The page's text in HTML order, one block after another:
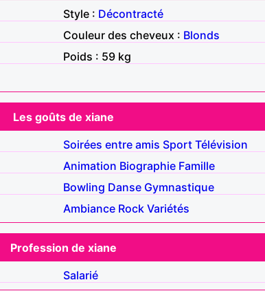
Style : Décontracté
Couleur des cheveux : Blonds
Poids : 59 kg
Les goûts de xiane
Soirées entre amis Sport Télévision
Animation Biographie Famille
Bowling Danse Gymnastique
Ambiance Rock Variétés
Profession de xiane
Salarié